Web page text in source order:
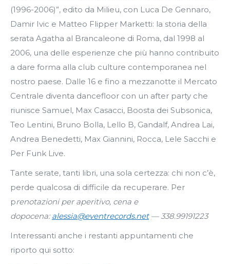
(1996-2006)”, edito da Milieu, con Luca De Gennaro,
Damir Ivic e Matteo Flipper Marketti: la storia della
serata Agatha al Brancaleone di Roma, dal 1998 al
2006, una delle esperienze che più hanno contribuito
a dare forma alla club culture contemporanea nel
nostro paese. Dalle 16 e fino a mezzanotte il Mercato
Centrale diventa dancefloor con un after party che
riunisce Samuel, Max Casacci, Boosta dei Subsonica,
Teo Lentini, Bruno Bolla, Lello B, Gandalf, Andrea Lai,
Andrea Benedetti, Max Giannini, Rocca, Lele Sacchi e
Per Funk Live.
Tante serate, tanti libri, una sola certezza: chi non c’è,
perde qualcosa di difficile da recuperare. Per
prenotazioni per aperitivo, cena e
dopocena: alessia@eventrecords.net— 338.99191223
Interessanti anche i restanti appuntamenti che
riporto qui sotto: